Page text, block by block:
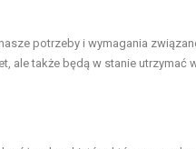
potrzeby i wymagania
ale także będą w stanie utrzymać